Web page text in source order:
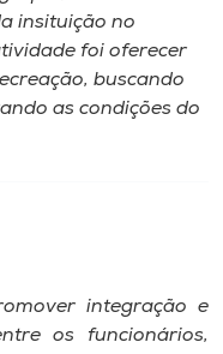
insituição no
foi oferecer
buscando
as condições do
integração e
os funcionários,